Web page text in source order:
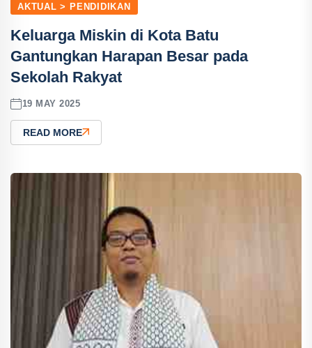
AKTUAL > PENDIDIKAN
Keluarga Miskin di Kota Batu
Gantungkan Harapan Besar pada
Sekolah Rakyat
19 MAY 2025
READ MORE